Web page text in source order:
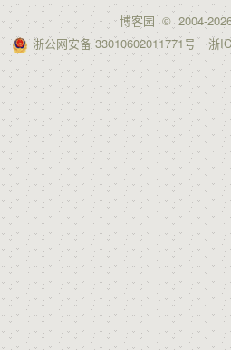
博客园© 2004-
浙公网安备 33010602011771号
浙